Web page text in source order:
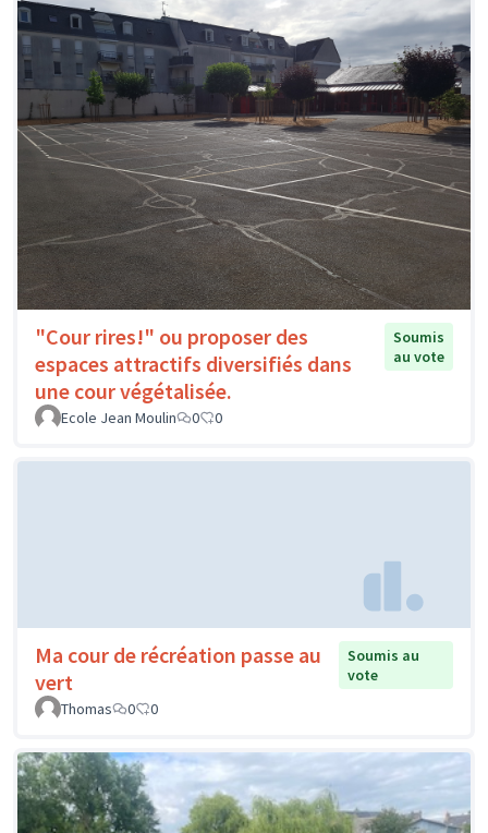
"Cour rires!" ou proposer des
espaces attractifs diversifiés dans
une cour végétalisée.
Soumis
au vote
Ecole Jean Moulin 0 0
Ma cour de récréation passe au
vert
Soumis au
vote
Thomas
0 0